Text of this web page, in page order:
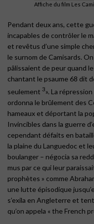
Affiche du film Les
Pendant deux ans, cette
incapables de contrôler le
et revêtus d’une simple
le surnom de Camisards.
pâlissaient de peur quand
chantant le psaume 68 dit
seulement 3». La
ordonna le brûlement des
hameaux et déportant la
Invincibles dans la guerre
cependant défaits en
la plaine du Languedoc et
boulanger – négocia sa
mus par ce qui leur
prophètes » comme
une lutte épisodique
s’exila en Angleterre et
qu’on appela « the French